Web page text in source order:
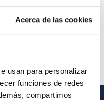
Acerca de las cookies
usan para personalizar
funciones de redes
compartimos